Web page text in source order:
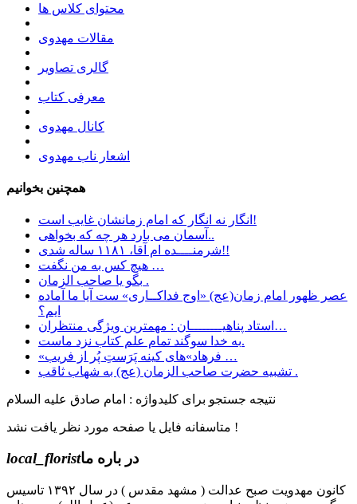
محتوای کلاس ها
مقالات مهدوی
گالری تصاویر
معرفی کتاب
کانال مهدوی
اشعار ناب مهدوی
همچنین بخوانیم
انگار نه انگار که امام زمانشان غایب است!
آسمان می بارد هر چه که بخواهی..
شرمنــــده ام آقا، ۱۱۸۱ ساله شدی!!
هیچ کس به من نگفت …
بگو یا صاحب الزمان .
عصر ظهور امام زمان(عج) «اوج فداکــاری» ست آيا ما آماده
ايم؟
استاد پناهیــــــــان : مهمترین ویژگی منتظران…
به خدا سوگند تمام علم کتاب نزد ماست.
«فرهاد»های کینه پَرَستِ پُر از فریب …
تشبیه حضرت صاحب الزمان (عج) به شهاب ثاقب .
نتیجه جستجو برای کلیدواژه : امام صادق علیه السلام
متاسفانه فایل یا صفحه مورد نظر یافت نشد !
local_floristدر باره ما
کانون مهدویت صبح عدالت ( مشهد مقدس ) در سال ۱۳۹۲ تاسیس